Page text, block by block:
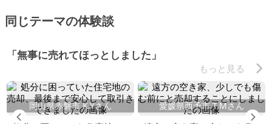
同じテーマの体験談
「無事に売れてほっとしました」
もっと見る
Previous
岡山県赤磐市 K.Yさん 愛媛県西予市 T.Mさん